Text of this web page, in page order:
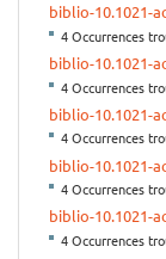
biblio-10.1021-
4 Occurrences
biblio-10.1021-
4 Occurrences
biblio-10.1021-
4 Occurrences
biblio-10.1021-
4 Occurrences
biblio-10.1021-
4 Occurrences